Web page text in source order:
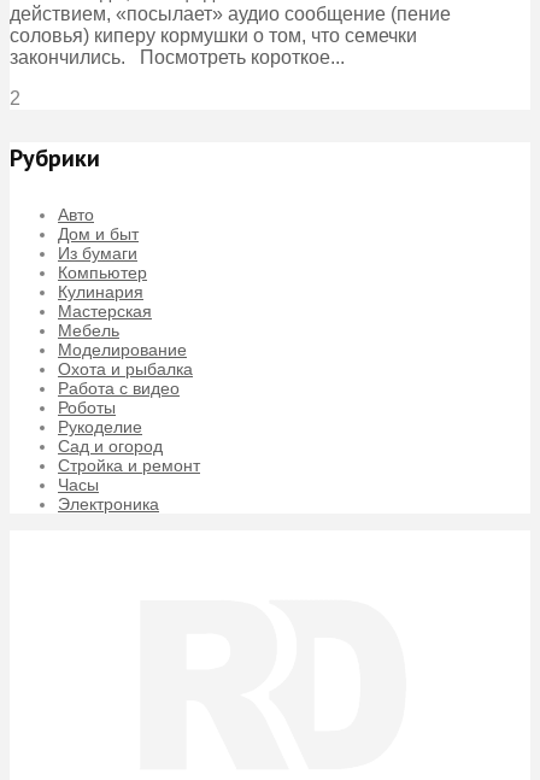
действием, «посылает» аудио сообщение (пение
соловья) киперу кормушки о том, что семечки
закончились. Посмотреть короткое...
2
Рубрики
Авто
Дом и быт
Из бумаги
Компьютер
Кулинария
Мастерская
Мебель
Моделирование
Охота и рыбалка
Работа с видео
Роботы
Рукоделие
Сад и огород
Стройка и ремонт
Часы
Электроника